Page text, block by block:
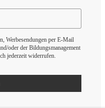
Werbesendungen per E-Mail
oder der Bildungsmanagement
jederzeit widerrufen.